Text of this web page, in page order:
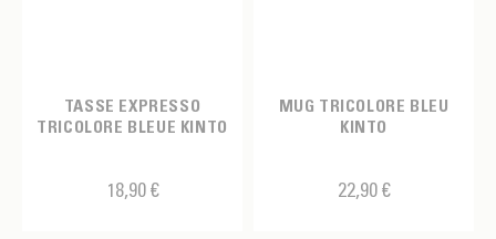
TASSE EXPRESSO
TRICOLORE BLEUE KINTO
18,90 €
MUG TRICOLORE BLEU
KINTO
22,90 €